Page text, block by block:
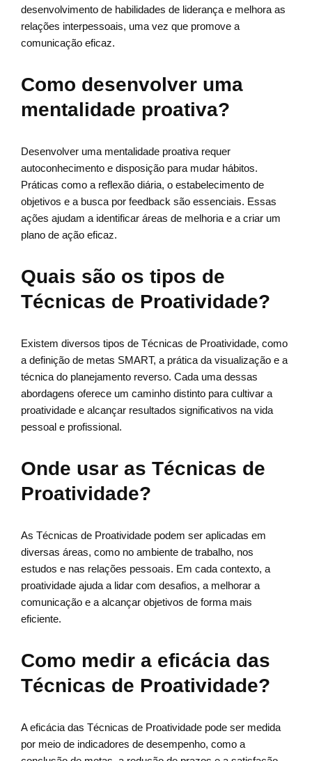
desenvolvimento de habilidades de liderança e melhora as
relações interpessoais, uma vez que promove a
comunicação eficaz.
Como desenvolver uma
mentalidade proativa?
Desenvolver uma mentalidade proativa requer
autoconhecimento e disposição para mudar hábitos.
Práticas como a reflexão diária, o estabelecimento de
objetivos e a busca por feedback são essenciais. Essas
ações ajudam a identificar áreas de melhoria e a criar um
plano de ação eficaz.
Quais são os tipos de
Técnicas de Proatividade?
Existem diversos tipos de Técnicas de Proatividade, como
a definição de metas SMART, a prática da visualização e a
técnica do planejamento reverso. Cada uma dessas
abordagens oferece um caminho distinto para cultivar a
proatividade e alcançar resultados significativos na vida
pessoal e profissional.
Onde usar as Técnicas de
Proatividade?
As Técnicas de Proatividade podem ser aplicadas em
diversas áreas, como no ambiente de trabalho, nos
estudos e nas relações pessoais. Em cada contexto, a
proatividade ajuda a lidar com desafios, a melhorar a
comunicação e a alcançar objetivos de forma mais
eficiente.
Como medir a eficácia das
Técnicas de Proatividade?
A eficácia das Técnicas de Proatividade pode ser medida
por meio de indicadores de desempenho, como a